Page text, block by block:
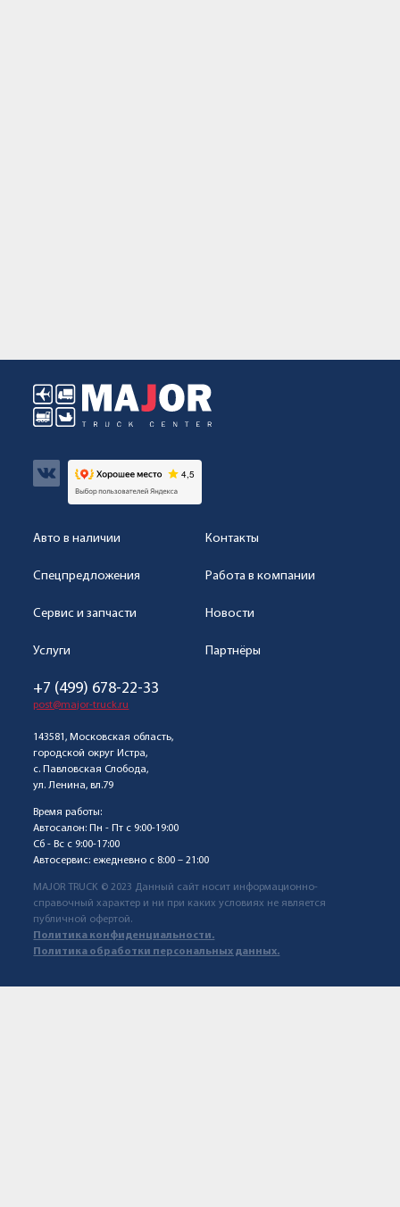
Авто в наличии
Спецпредложения
Сервис и запчасти
Услуги
Контакты
Работа в компании
Новости
Партнёры
+7 (499) 678-22-33
post@major-truck.ru
143581, Московская область,
городской округ Истра,
с. Павловская Слобода,
ул. Ленина, вл.79
Время работы:
Автосалон: Пн - Пт с 9:00-19:00
Сб - Вс с 9:00-17:00
Автосервис: ежедневно с 8:00 – 21:00
MAJOR TRUCK © 2023 Данный сайт носит информационно-
справочный характер и ни при каких условиях не является
публичной офертой.
Политика конфиденциальности.
Политика обработки персональных данных.